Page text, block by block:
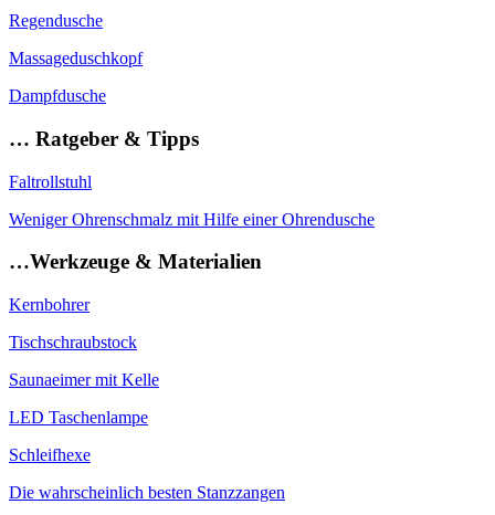
Regendusche
Massageduschkopf
Dampfdusche
… Ratgeber & Tipps
Faltrollstuhl
Weniger Ohrenschmalz mit Hilfe einer Ohrendusche
…Werkzeuge & Materialien
Kernbohrer
Tischschraubstock
Saunaeimer mit Kelle
LED Taschenlampe
Schleifhexe
Die wahrscheinlich besten Stanzzangen